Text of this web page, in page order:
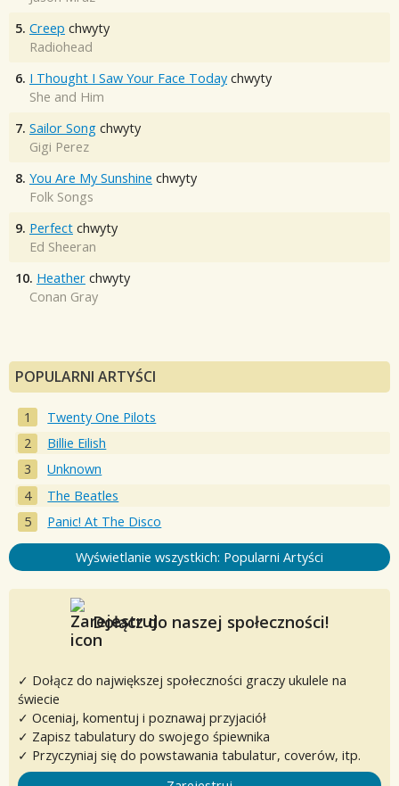
5. Creep chwyty
Radiohead
6. I Thought I Saw Your Face Today chwyty
She and Him
7. Sailor Song chwyty
Gigi Perez
8. You Are My Sunshine chwyty
Folk Songs
9. Perfect chwyty
Ed Sheeran
10. Heather chwyty
Conan Gray
POPULARNI ARTYŚCI
Twenty One Pilots
Billie Eilish
Unknown
The Beatles
Panic! At The Disco
Wyświetlanie wszystkich: Popularni Artyści
Dołącz do naszej społeczności!
✓ Dołącz do największej społeczności graczy ukulele na
świecie
✓ Oceniaj, komentuj i poznawaj przyjaciół
✓ Zapisz tabulatury do swojego śpiewnika
✓ Przyczyniaj się do powstawania tabulatur, coverów, itp.